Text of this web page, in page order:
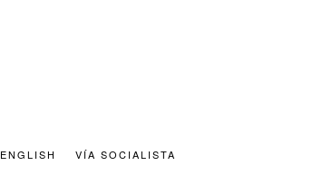
ENGLISH VÍA SOCIALISTA